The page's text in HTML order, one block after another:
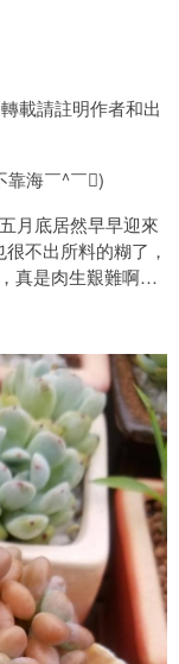
載請註明作者和出
靠海￣^￣)
月底居然早早迎來
不出所料的糊了，
真是肉生艱難啊…